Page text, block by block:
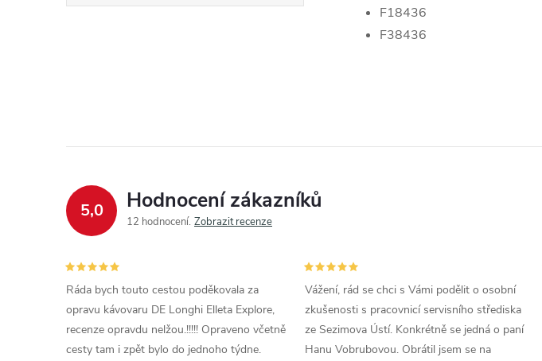
F18436
F38436
5,0 Hodnocení zákazníků
12 hodnocení Zobrazit recenze
Ráda bych touto cestou poděkovala za
opravu kávovaru DE Longhi Elleta Explore,
recenze opravdu nelžou.!!!!! Opraveno včetně
cesty tam i zpět bylo do jednoho týdne.
Vážení, rád se chci s Vámi podělit o osobní
zkušenosti s pracovnicí servisního střediska
ze Sezimova Ústí. Konkrétně se jedná o paní
Hanu Vobrubovou. Obrátil jsem se na